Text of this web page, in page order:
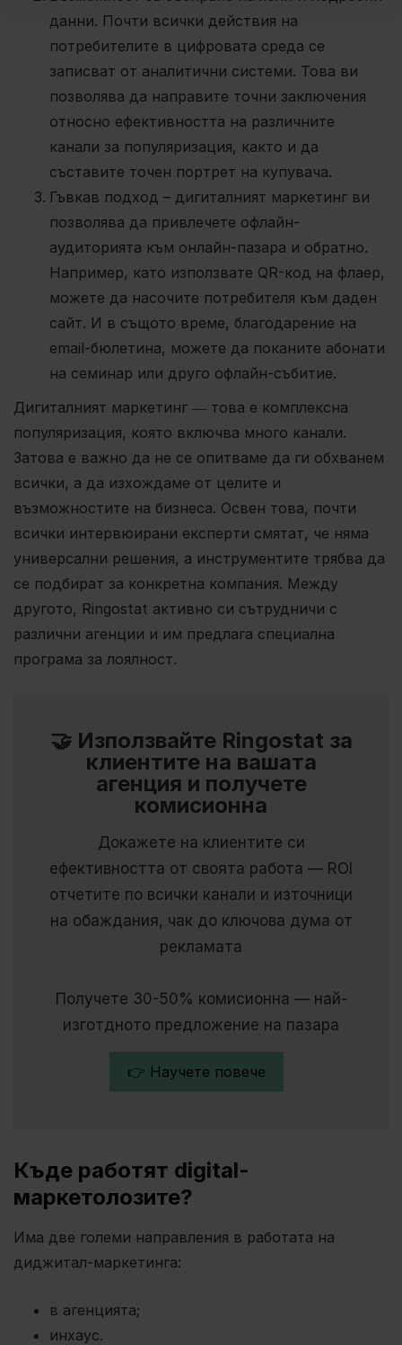
данни. Почти всички действия на
потребителите в цифровата среда се
записват от аналитични системи. Това ви
позволява да направите точни заключения
относно ефективността на различните
канали за популяризация, както и да
съставите точен портрет на купувача.
Гъвкав подход – дигиталният маркетинг ви
позволява да привлечете офлайн-
аудиторията към онлайн-пазара и обратно.
Например, като използвате QR-код на флаер,
можете да насочите потребителя към даден
сайт. И в същото време, благодарение на
email-бюлетина, можете да поканите абонати
на семинар или друго офлайн-събитие.
Дигиталният маркетинг ― това е комплексна
популяризация, която включва много канали.
Затова е важно да не се опитваме да ги обхванем
всички, а да изхождаме от целите и
възможностите на бизнеса. Освен това, почти
всички интервюирани експерти смятат, че няма
универсални решения, а инструментите трябва да
се подбират за конкретна компания. Между
другото, Ringostat активно си сътрудничи с
различни агенции и им предлага специална
програма за лоялност.
🤝 Използвайте Ringostat за
клиентите на вашата
агенция и получете
комисионна
Докажете на клиентите си
ефективността от своята работа — ROI
отчетите по всички канали и източници
на обаждания, чак до ключова дума от
рекламата
Получете 30-50% комисионна — най-
изготдното предложение на пазара
👉 Научете повече
Къде работят digital-
маркетолозите?
Има две големи направления в работата на
диджитал-маркетинга:
в агенцията;
инхаус.